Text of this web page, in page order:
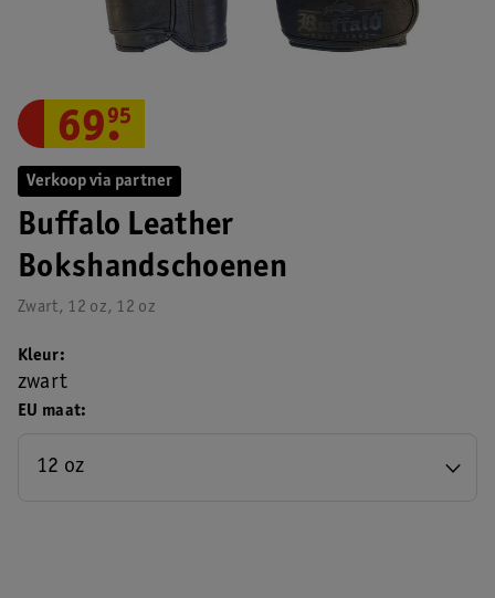
Verkoop via partner
Buffalo Leather
Bokshandschoenen
Zwart, 12 oz, 12 oz
69.
95
EU maat
12 oz
Kleur
zwart